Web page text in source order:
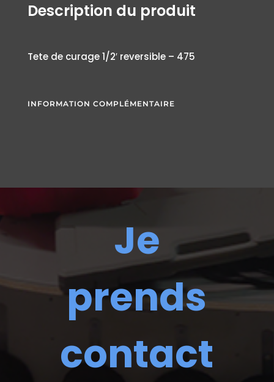
Description du produit
Tete de curage 1/2′ reversible – 475
INFORMATION COMPLÉMENTAIRE
Je
prends
contact